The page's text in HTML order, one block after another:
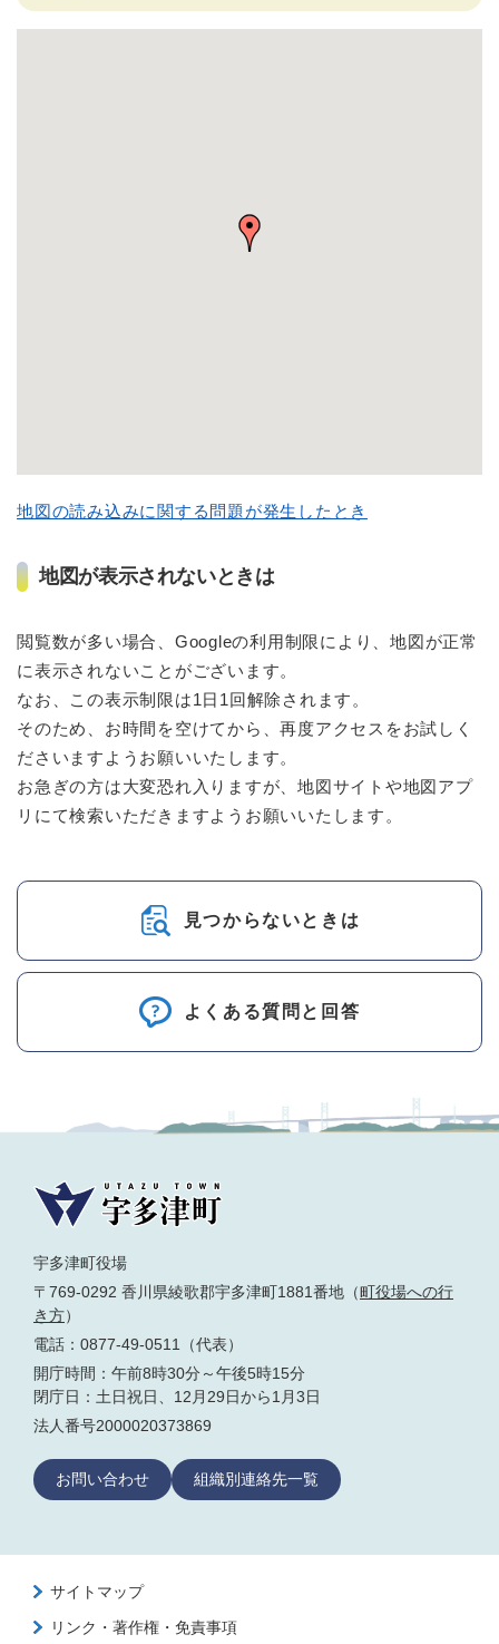
地図の読み込みに関する問題が発生したとき
地図が表示されないときは
閲覧数が多い場合、Googleの利用制限により、地図が正常
に表示されないことがございます。
なお、この表示制限は1日1回解除されます。
そのため、お時間を空けてから、再度アクセスをお試しく
ださいますようお願いいたします。
お急ぎの方は大変恐れ入りますが、地図サイトや地図アプ
リにて検索いただきますようお願いいたします。
見つからないときは
よくある質問と回答
宇多津町役場
〒769-0292 香川県綾歌郡宇多津町1881番地（町役場への行
き方）
電話：0877-49-0511（代表）
開庁時間：午前8時30分～午後5時15分
閉庁日：土日祝日、12月29日から1月3日
法人番号2000020373869
お問い合わせ 組織別連絡先一覧
サイトマップ
リンク・著作権・免責事項